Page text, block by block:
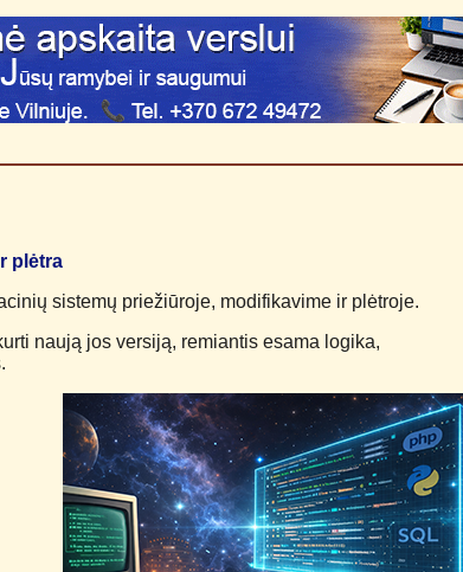
plėtra
sistemų priežiūroje, modifikavime ir plėtroje.
naują jos versiją, remiantis esama logika,